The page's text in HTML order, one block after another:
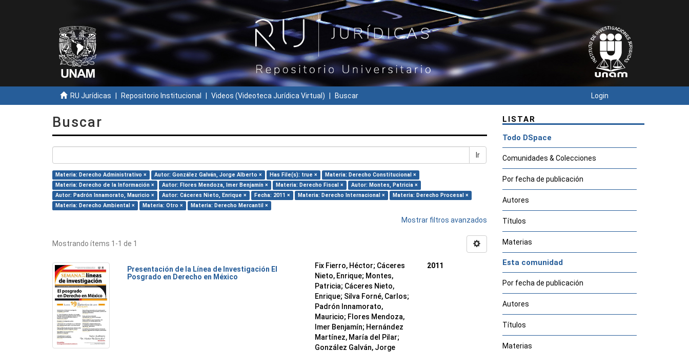
RU Jurídicas Repositorio Institucional Videos (Videoteca Jurídica Virtual) Buscar Login
Buscar
Ir
Materia: Derecho Administrativo × Autor: González Galván, Jorge Alberto × Has File(s): true ×
Materia: Derecho Constitucional ×
Materia: Derecho de la Información ×
Autor: Flores Mendoza, Imer Benjamín × Materia: Derecho Fiscal ×
Autor: Montes, Patricia ×
Autor: Padrón Innamorato, Mauricio ×
Autor: Cáceres Nieto, Enrique × Fecha: 2011 × Materia: Derecho Internacional ×
Materia: Derecho Procesal ×
Materia: Derecho Ambiental ×
Materia: Otro × Materia: Derecho Mercantil ×
Mostrar filtros avanzados
Mostrando ítems 1-1 de 1
Presentación de la Línea de Investigación El
Posgrado en Derecho en México
Fix Fierro, Héctor; Cáceres
Nieto, Enrique; Montes,
Patricia; Cáceres Nieto,
Enrique; Silva Forné, Carlos;
Padrón Innamorato,
Mauricio; Flores Mendoza,
Imer Benjamín; Hernández
Martínez, María del Pilar;
González Galván, Jorge
2011
LISTAR
Todo DSpace
Comunidades & Colecciones
Por fecha de publicación
Autores
Títulos
Materias
Esta comunidad
Por fecha de publicación
Autores
Títulos
Materias